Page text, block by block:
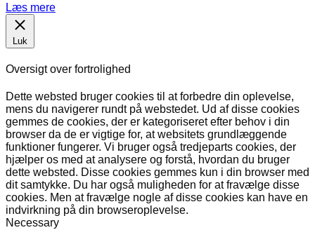
Læs mere
Luk
Oversigt over fortrolighed
Dette websted bruger cookies til at forbedre din oplevelse,
mens du navigerer rundt på webstedet. Ud af disse cookies
gemmes de cookies, der er kategoriseret efter behov i din
browser da de er vigtige for, at websitets grundlæggende
funktioner fungerer. Vi bruger også tredjeparts cookies, der
hjælper os med at analysere og forstå, hvordan du bruger
dette websted. Disse cookies gemmes kun i din browser med
dit samtykke. Du har også muligheden for at fravælge disse
cookies. Men at fravælge nogle af disse cookies kan have en
indvirkning på din browseroplevelse.
Necessary